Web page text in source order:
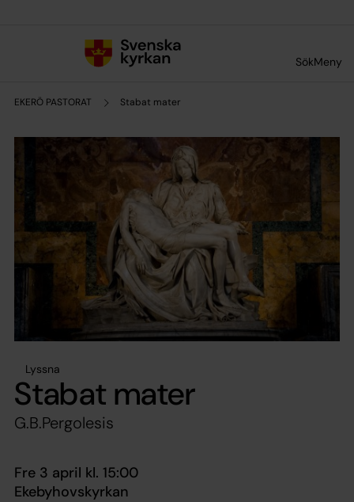
SökMeny
EKERÖ PASTORAT Stabat mater
Lyssna
Stabat mater
G.B.Pergolesis
Fre 3 april kl. 15:00
Ekebyhovskyrkan